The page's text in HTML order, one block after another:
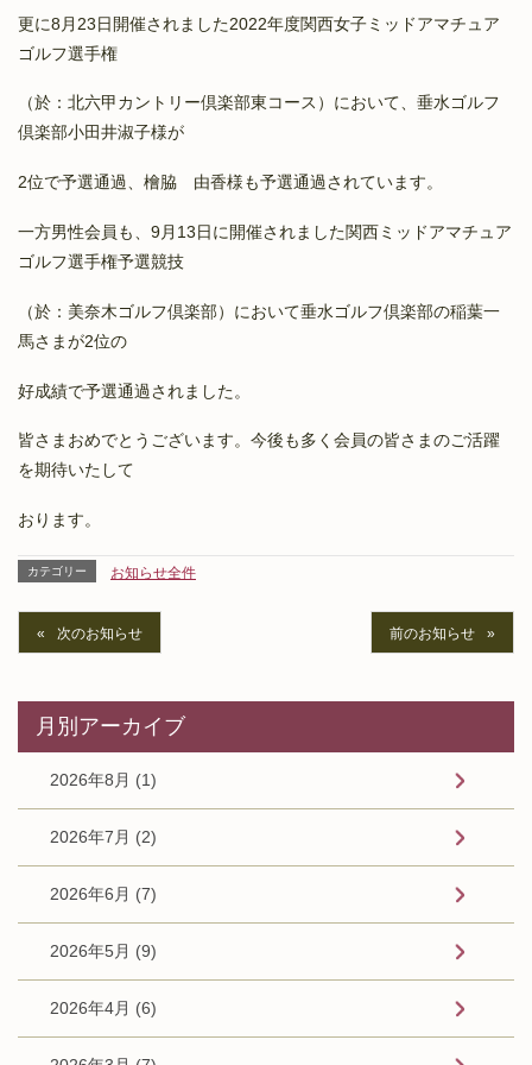
更に8月23日開催されました2022年度関西女子ミッドアマチュア
ゴルフ選手権
（於：北六甲カントリー倶楽部東コース）において、垂水ゴルフ
倶楽部小田井淑子様が
2位で予選通過、檜脇 由香様も予選通過されています。
一方男性会員も、9月13日に開催されました関西ミッドアマチュア
ゴルフ選手権予選競技
（於：美奈木ゴルフ倶楽部）において垂水ゴルフ倶楽部の稲葉一
馬さまが2位の
好成績で予選通過されました。
皆さまおめでとうございます。今後も多く会員の皆さまのご活躍
を期待いたして
おります。
カテゴリー お知らせ全件
次のお知らせ 前のお知らせ
月別アーカイブ
2026年8月 (1)
2026年7月 (2)
2026年6月 (7)
2026年5月 (9)
2026年4月 (6)